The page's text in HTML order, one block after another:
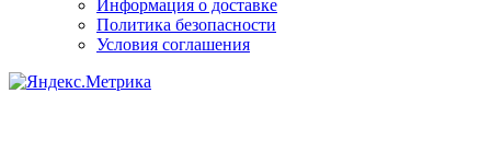
Информация о доставке
Политика безопасности
Условия соглашения